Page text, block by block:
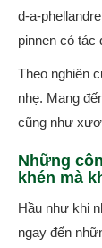
d-a-
pinnen có
Theo nghiên
nhẹ. Mang
cũng như
Những
khén mà
Hầu như khi
ngay đến